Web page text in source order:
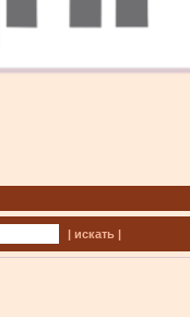
| искать |